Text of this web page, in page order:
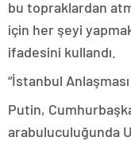
bu topraklardan
için her şeyi
ifadesini kullandı.
“İstanbul
Putin,
arabuluculuğunda